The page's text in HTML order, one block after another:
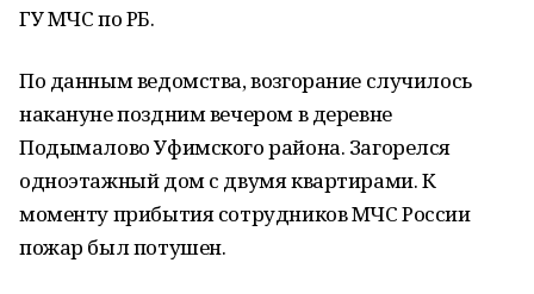
ГУ МЧС по РБ.
По данным ведомства, возгорание случилось
накануне поздним вечером в деревне
Подымалово Уфимского района. Загорелся
одноэтажный дом с двумя квартирами. К
моменту прибытия сотрудников МЧС России
пожар был потушен.